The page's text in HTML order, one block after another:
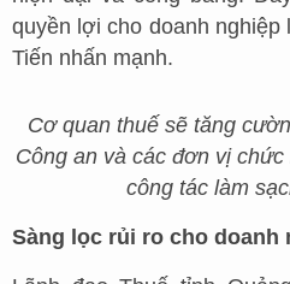
quyền lợi cho doanh nghiệp
Tiến nhấn mạnh.
Cơ quan thuế sẽ tăng
Công an và các đơn vị
công tác làm
Sàng lọc rủi ro cho doanh